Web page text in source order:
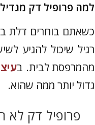
למה פרופיל דק
כשאתם בוחרים דלת
רגיל שיכול להגיע
מהמרפסת לבית. ב
גדול יותר ממה שהוא.
פרופיל דק לא